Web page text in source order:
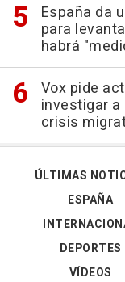
España da
para
habrá
Vox pide
investigar
crisis
ÚLTIMAS
ESPAÑA
DEPORTES
VÍDEOS